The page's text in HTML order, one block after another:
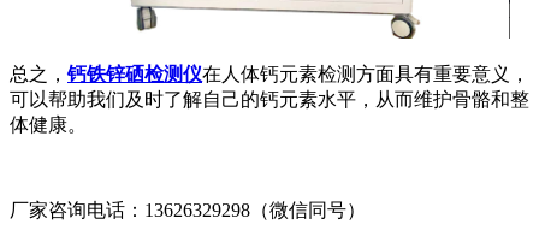
总之， 钙铁锌硒检测仪在人体钙元素检测方面具有重要意义，
可以帮助我们及时了解自己的钙元素水平，从而维护骨骼和整
体健康。
厂家咨询电话：13626329298（微信同号）